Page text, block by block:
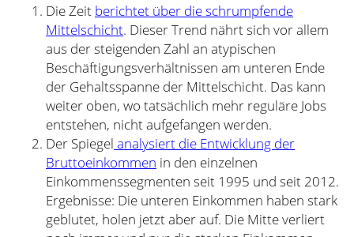
Die Zeit berichtet über die schrumpfende
Mittelschicht. Dieser Trend nährt sich vor allem
aus der steigenden Zahl an atypischen
Beschäftigungsverhältnissen am unteren Ende
der Gehaltsspanne der Mittelschicht. Das kann
weiter oben, wo tatsächlich mehr reguläre Jobs
entstehen, nicht aufgefangen werden.
Der Spiegel analysiert die Entwicklung der
Bruttoeinkommen in den einzelnen
Einkommenssegmenten seit 1995 und seit 2012.
Ergebnisse: Die unteren Einkommen haben stark
geblutet, holen jetzt aber auf. Die Mitte verliert